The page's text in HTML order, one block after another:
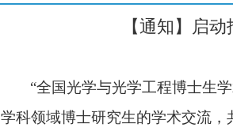
【通知】启
“全国光学与光学工程博士生
学科领域博士研究生的学术交流